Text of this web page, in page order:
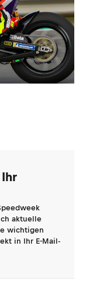
aktuelle
wichtigen
in Ihr E-Mail-